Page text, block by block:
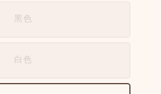
黑色
白色